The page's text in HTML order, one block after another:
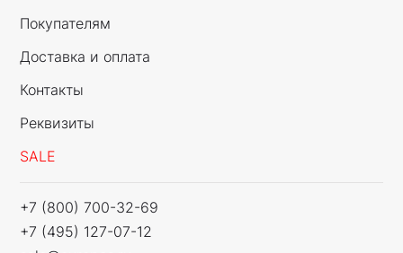
Покупателям
Доставка и оплата
Контакты
Реквизиты
SALE
+7 (800) 700-32-69
+7 (495) 127-07-12